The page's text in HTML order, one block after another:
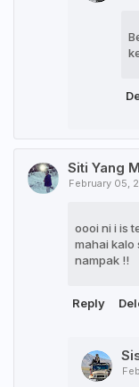
Siti Yang
February 05,
oooi ni i is
mahai kalo
nampak !!
Reply